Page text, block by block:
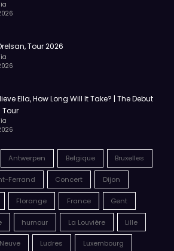
Tour 2026
Ella, How Long Will It Take? | The Debut
Tour
Antwerpen Belgique Bruxelles
Ferrand Concert Dijon
Florange France Gent
humour La Louvière Lille
Ludres Luxembourg